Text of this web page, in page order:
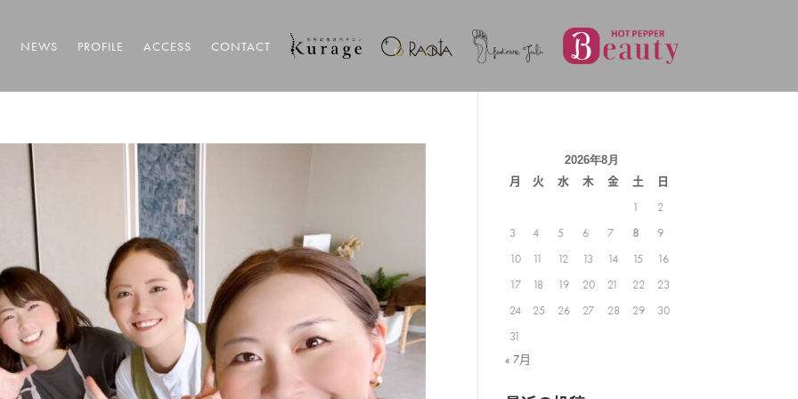
NEWS PROFILE ACCESS CONTACT
2026年8月
月 火 水 木 金 土
日
1
2
3
4 5 6 7 8
9
10
11 12 13 14 15
16
17
18 19 20 21 22
23
24
25 26 27 28 29
30
31
« 7月